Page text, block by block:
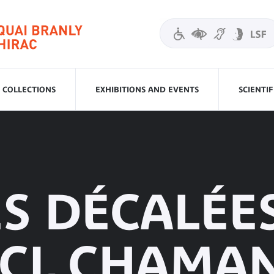
COLLECTIONS EXHIBITIONS AND EVENTS